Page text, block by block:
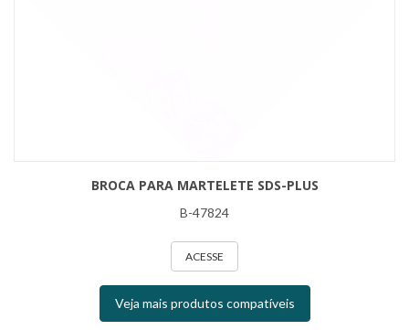
BROCA PARA MARTELETE SDS-PLUS
B-47824
ACESSE
Veja mais produtos compatíveis